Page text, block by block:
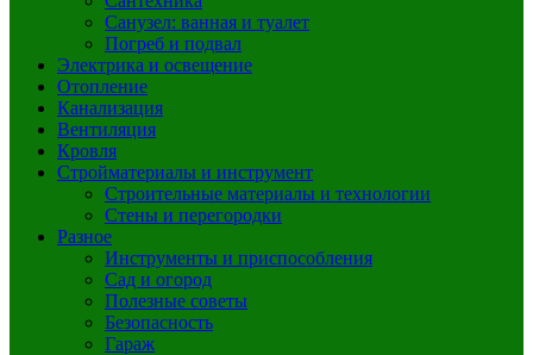
Санузел: ванная и туалет
Погреб и подвал
Электрика и освещение
Отопление
Канализация
Вентиляция
Кровля
Стройматериалы и инструмент
Строительные материалы и технологии
Стены и перегородки
Разное
Инструменты и приспособления
Сад и огород
Полезные советы
Безопасность
Гараж